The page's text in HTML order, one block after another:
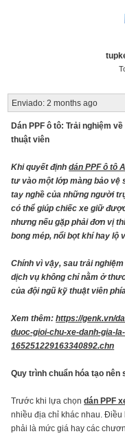
Enviado: 2 months ago
Dán PPF ô tô: Trải nghiệm
thuật viên
Khi quyết địnhdán PPF ô tô
tư vào một lớp màng bảo vệ
tay nghề của những người
có thể giúp chiếc xe giữ
nhưng nếu gặp phải đơn vị
bong mép, nổi bọt khí hay lộ
Chính vì vậy, sau trải
dịch vụ không chỉ nằm ở
của đội ngũ kỹ thuật viên
Xem thêm:https://genk.vn/
duoc-gioi-chu-xe-danh-gia-
165251229163340892.chn
Quy trình chuẩn hóa tạo nên
Trước khi lựa chọndán PPF
nhiều địa chỉ khác nhau.
phải là mức giá hay các